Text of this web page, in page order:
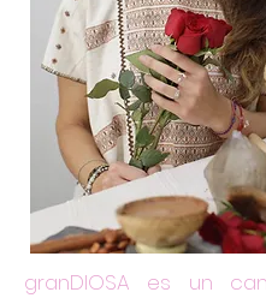
granDIOSA es un